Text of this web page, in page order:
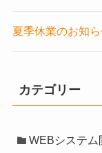
夏季休業のお知
カテゴリー
WEBシステム